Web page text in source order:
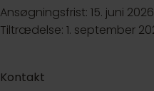
Ansøgningsfrist: 15. juni 2026
Tiltrædelse: 1. september
Kontakt